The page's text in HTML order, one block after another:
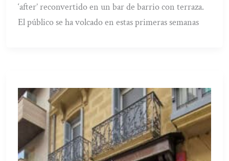
‘after’ reconvertido en un bar de barrio con terraza.
El público se ha volcado en estas primeras semanas